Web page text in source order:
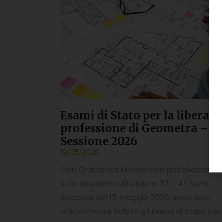
Esami di Stato per la libera
professione di Geometra –
Sessione 2026
19/05/2026